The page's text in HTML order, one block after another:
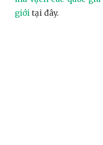
giới tại đây.